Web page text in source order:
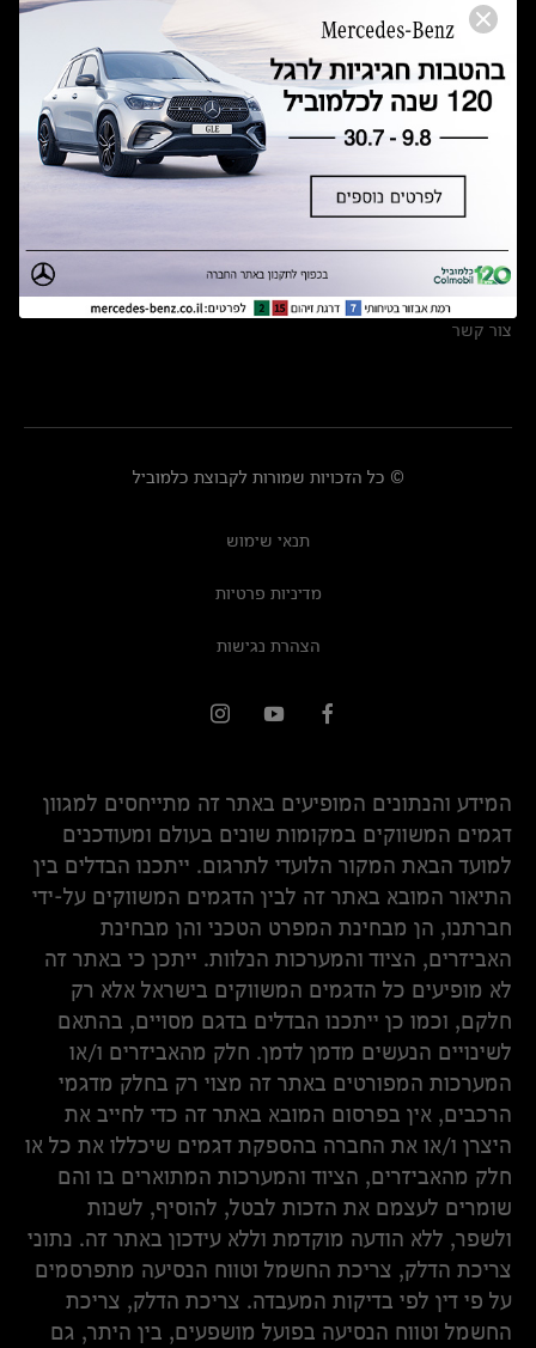
הודעה על הטבות לרכבי מרצדס בהסדר פשרה בתצ 56447-02-19
תקנון ימי מכירות 120 לכלמוביל
מצאו אותנו
אולמות תצוגה
מרכזי שירות
צור קשר
© כל הזכויות שמורות לקבוצת כלמוביל
תנאי שימוש
מדיניות פרטיות
הצהרת נגישות
המידע והנתונים המופיעים באתר זה מתייחסים למגוון
דגמים המשווקים במקומות שונים בעולם ומעודכנים
למועד הבאת המקור הלועדי לתרגום. ייתכנו הבדלים בין
התיאור המובא באתר זה לבין הדגמים המשווקים על-ידי
חברתנו, הן מבחינת המפרט הטכני והן מבחינת
האביזרים, הציוד והמערכות הנלוות. ייתכן כי באתר זה
לא מופיעים כל הדגמים המשווקים בישראל אלא רק
חלקם, וכמו כן ייתכנו הבדלים בדגם מסויים, בהתאם
לשינויים הנעשים מדמן לדמן. חלק מהאביזרים ו/או
המערכות המפורטים באתר זה מצוי רק בחלק מדגמי
הרכבים, אין בפרסום המובא באתר זה כדי לחייב את
היצרן ו/או את החברה בהספקת דגמים שיכללו את כל או
חלק מהאביזרים, הציוד והמערכות המתוארים בו והם
שומרים לעצמם את הזכות לבטל, להוסיף, לשנות
ולשפר, ללא הודעה מוקדמת וללא עידכון באתר זה. נתוני
צריכת הדלק, צריכת החשמל וטווח הנסיעה מתפרסמים
על פי דין לפי בדיקות המעבדה. צריכת הדלק, צריכת
החשמל וטווח הנסיעה בפועל מושפעים, בין היתר, גם